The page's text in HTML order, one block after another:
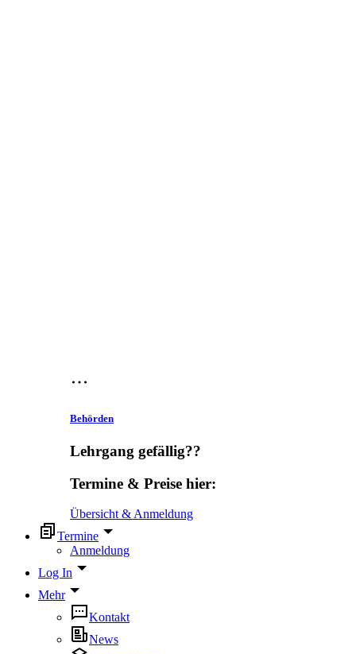
Behörden
Lehrgang gefällig??
Termine & Preise hier:
Übersicht & Anmeldung
Termine
Anmeldung
Log In
Mehr
Kontakt
News